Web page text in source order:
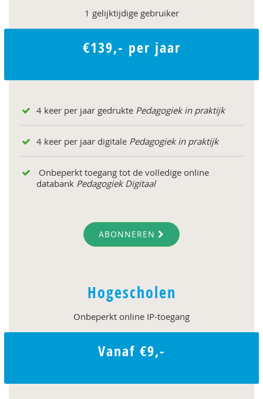
1 gelijktijdige gebruiker
€139,- per jaar
4 keer per jaar gedrukte Pedagogiek in praktijk
4 keer per jaar digitale Pedagogiek in praktijk
Onbeperkt toegang tot de volledige online
databank Pedagogiek Digitaal
ABONNEREN
Hogescholen
Onbeperkt online IP-toegang
Vanaf €9,-